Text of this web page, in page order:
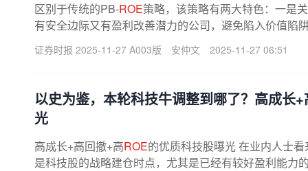
区别于传统的PB-ROE策略，该策略有两大特色：一是
有安全边际又有盈利改善潜力的公司，避免陷入价值陷
并重，更符合低增长、低通胀时代的企业...
证券时报 2025-11-27 A003版 安仲文 2025-11-27 06:51
以史为鉴，本轮科技牛调整到哪了？高成长
光
高成长+高回撤+高ROE的优质科技股曝光 在业内人士
是科技股的战略建仓时点，尤其是已经有较好盈利能力